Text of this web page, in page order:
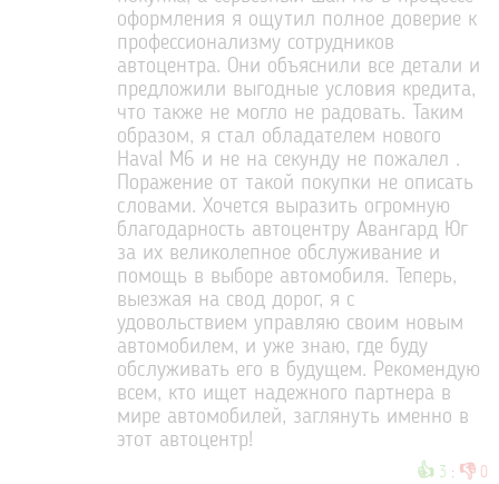
оформления я ощутил полное доверие к
профессионализму сотрудников
автоцентра. Они объяснили все детали и
предложили выгодные условия кредита,
что также не могло не радовать. Таким
образом, я стал обладателем нового
Haval M6 и не на секунду не пожалел .
Поражение от такой покупки не описать
словами. Хочется выразить огромную
благодарность автоцентру Авангард Юг
за их великолепное обслуживание и
помощь в выборе автомобиля. Теперь,
выезжая на свод дорог, я с
удовольствием управляю своим новым
автомобилем, и уже знаю, где буду
обслуживать его в будущем. Рекомендую
всем, кто ищет надежного партнера в
мире автомобилей, заглянуть именно в
этот автоцентр!
👍 3 : 👎 0